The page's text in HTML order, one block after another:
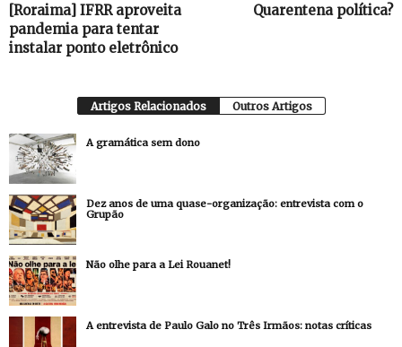
[Roraima] IFRR aproveita
pandemia para tentar
instalar ponto eletrônico
Quarentena política?
Artigos Relacionados Outros Artigos
A gramática sem dono
Dez anos de uma quase-organização: entrevista com o
Grupão
Não olhe para a Lei Rouanet!
A entrevista de Paulo Galo no Três Irmãos: notas críticas